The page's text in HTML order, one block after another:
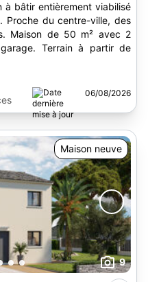
à bâtir entièrement viabilisé
Proche du centre-ville, des
Maison de 50 m² avec 2
Terrain à partir de
06/08/2026
Maison neuve
9